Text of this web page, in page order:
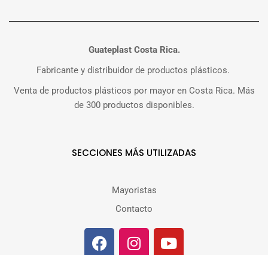
Guateplast Costa Rica.
Fabricante y distribuidor de productos plásticos.
Venta de productos plásticos por mayor en Costa Rica. Más
de 300 productos disponibles.
SECCIONES MÁS UTILIZADAS
Mayoristas
Contacto